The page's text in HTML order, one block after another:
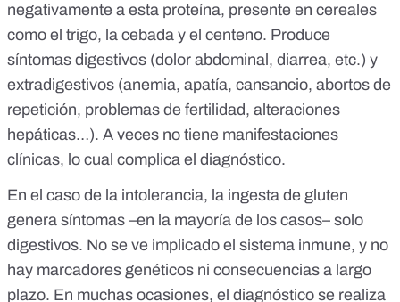
negativamente a esta proteína, presente en cereales
como el trigo, la cebada y el centeno. Produce
síntomas digestivos (dolor abdominal, diarrea, etc.) y
extradigestivos (anemia, apatía, cansancio, abortos de
repetición, problemas de fertilidad, alteraciones
hepáticas…). A veces no tiene manifestaciones
clínicas, lo cual complica el diagnóstico.
En el caso de la intolerancia, la ingesta de gluten
genera síntomas –en la mayoría de los casos– solo
digestivos. No se ve implicado el sistema inmune, y no
hay marcadores genéticos ni consecuencias a largo
plazo. En muchas ocasiones, el diagnóstico se realiza